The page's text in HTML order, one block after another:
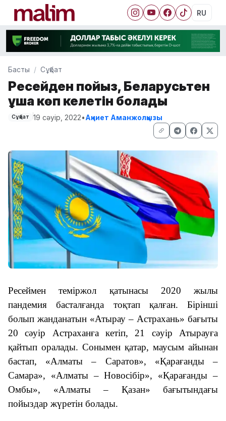
RU
Басты Сұқбат
Ресейден пойыз, Беларусьтен
ұшақ көп келетін болады
Сұқбат 19 сәуір, 2022•Ақниет Аманжолқызы
Ресеймен теміржол қатынасы 2020 жылы
пандемия басталғанда тоқтап қалған. Бірінші
болып жанданатын «Атырау – Астрахань» бағыты
20 сәуір Астраханға кетіп, 21 сәуір Атырауға
қайтып оралады. Сонымен қатар, маусым айынан
бастап, «Алматы – Саратов», «Қарағанды –
Самара», «Алматы – Новосібір», «Қарағанды –
Омбы», «Алматы – Қазан» бағытындағы
пойыздар жүретін болады.